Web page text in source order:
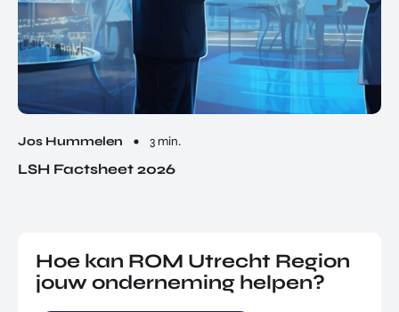
Jos Hummelen 3 min.
LSH Factsheet 2026
Hoe kan ROM Utrecht Region
jouw onderneming helpen?